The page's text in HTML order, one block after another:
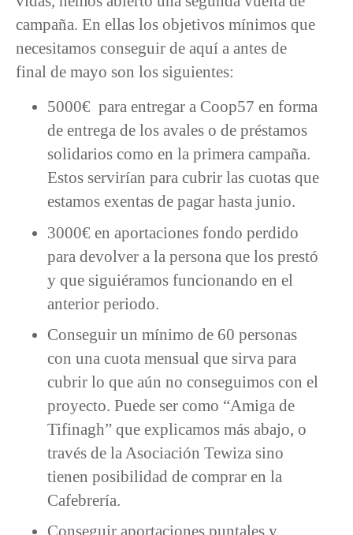
campaña. En ellas los objetivos mínimos que
necesitamos conseguir de aquí a antes de
final de mayo son los siguientes:
5000€ para entregar a Coop57 en forma
de entrega de los avales o de préstamos
solidarios como en la primera campaña.
Estos servirían para cubrir las cuotas que
estamos exentas de pagar hasta junio.
3000€ en aportaciones fondo perdido
para devolver a la persona que los prestó
y que siguiéramos funcionando en el
anterior periodo.
Conseguir un mínimo de 60 personas
con una cuota mensual que sirva para
cubrir lo que aún no conseguimos con el
proyecto. Puede ser como “Amiga de
Tifinagh” que explicamos más abajo, o
través de la Asociación Tewiza sino
tienen posibilidad de comprar en la
Cafebrería.
Conseguir aportaciones puntales y